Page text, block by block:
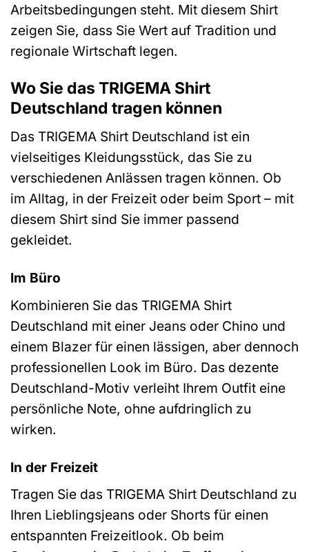
Arbeitsbedingungen steht. Mit diesem Shirt
zeigen Sie, dass Sie Wert auf Tradition und
regionale Wirtschaft legen.
Wo Sie das TRIGEMA Shirt
Deutschland tragen können
Das TRIGEMA Shirt Deutschland ist ein
vielseitiges Kleidungsstück, das Sie zu
verschiedenen Anlässen tragen können. Ob
im Alltag, in der Freizeit oder beim Sport – mit
diesem Shirt sind Sie immer passend
gekleidet.
Im Büro
Kombinieren Sie das TRIGEMA Shirt
Deutschland mit einer Jeans oder Chino und
einem Blazer für einen lässigen, aber dennoch
professionellen Look im Büro. Das dezente
Deutschland-Motiv verleiht Ihrem Outfit eine
persönliche Note, ohne aufdringlich zu
wirken.
In der Freizeit
Tragen Sie das TRIGEMA Shirt Deutschland zu
Ihren Lieblingsjeans oder Shorts für einen
entspannten Freizeitlook. Ob beim